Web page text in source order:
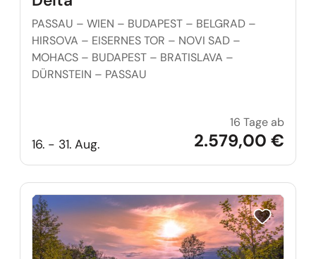
PASSAU – WIEN – BUDAPEST – BELGRAD –
HIRSOVA – EISERNES TOR – NOVI SAD –
MOHACS – BUDAPEST – BRATISLAVA –
DÜRNSTEIN – PASSAU
16. - 31. Aug.
16 Tage ab
2.579,00 €
Reise auf